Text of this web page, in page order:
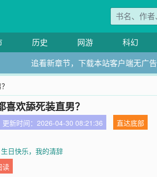
历史 网游 科幻
追看新章节，下载本站客户端无广
欢舔死装直男？
更新时间：2026-04-30 08:21:36
直达底部
日快乐，我的清辞
读